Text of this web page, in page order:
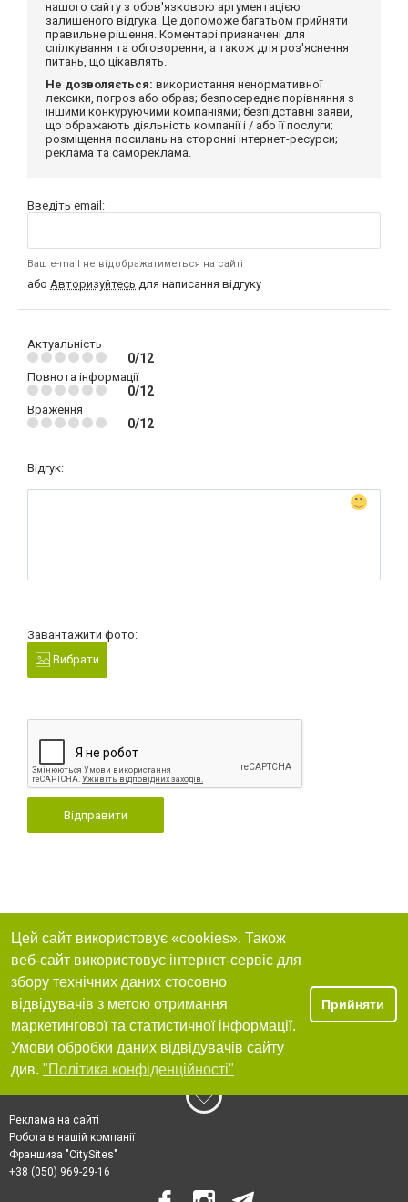
нашого сайту з обов'язковою аргументацією
залишеного відгука. Це допоможе багатьом прийняти
правильне рішення. Коментарі призначені для
спілкування та обговорення, а також для роз'яснення
питань, що цікавлять.
Не дозволяється: використання ненормативної
лексики, погроз або образ; безпосереднє порівняння з
іншими конкуруючими компаніями; безпідставні заяви,
що ображають діяльність компанії і / або її послуги;
розміщення посилань на сторонні інтернет-ресурси;
реклама та самореклама.
Введіть email:
Ваш e-mail не відображатиметься на сайті
або Авторизуйтесь для написання відгуку
Актуальність
0/12
Повнота інформації
0/12
Враження
0/12
Відгук:
Завантажити фото:
Вибрати
Відправити
Цей сайт використовує «cookies». Також
веб-сайт використовує інтернет-сервіс для
збору технічних даних стосовно
відвідувачів з метою отримання
маркетингової та статистичної інформації.
Умови обробки даних відвідувачів сайту
див. "Політика конфіденційності"
Прийняти
Реклама на сайті
Робота в нашій компанії
Франшиза "CitySites"
+38 (050) 969-29-16